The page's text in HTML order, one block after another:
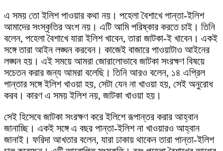
এ সময় তো ইলিশ পাওয়ার কথা নয়। পহেলা বৈশাখে পান্তা-ইলিশ
আমাদের সংস্কৃতির অংশ নয়। এটি আমি পরিষ্কার করতে চাই। তিনি
বলেন, পহেলা বৈশাখে যারা ইলিশ খাবেন, তারা জাটকা-ই খাবেন। একই
সঙ্গে তারা আইন লঙ্ঘন করবেন। কাজেই বাজারে পাওয়াটাও আইনের
লঙ্ঘন হয়। এই সময়ে আমরা জোরালোভাবে জাটকা সংরক্ষণ বিষয়ে
সচেতন করার জন্য আমরা বলেছি। তিনি আরও বলেন, ১৪ এপ্রিল
পান্তার সঙ্গে ইলিশ খাওয়া হয়, সেটা যেন না খাওয়া হয়, সেই অনুরোধ
করব। কারণ এ সময় ইলিশ নয়, জাটকা খাওয়া হয়।
সেই হিসেবে জাটকা সংরক্ষণ করে ইলিশে রূপান্তর করার আহ্বান
জানাচ্ছি। একই সঙ্গে এ বছর পান্তা-ইলিশ না খাওয়ারও আহ্বান
জানাই। ফরিদা আখতার বলেন, যারা ঢাকায় থাকেন তারা পান্তা-ইলিশ